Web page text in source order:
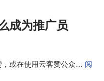
成为推广员
，或在使用云客赞公众… 阅